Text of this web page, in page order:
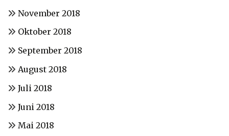
November 2018
Oktober 2018
September 2018
August 2018
Juli 2018
Juni 2018
Mai 2018